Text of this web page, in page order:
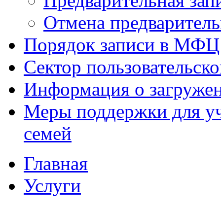
Отмена
Порядок записи в МФЦ
Сектор
Информация о
Меры поддержки для
семей
Главная
Услуги